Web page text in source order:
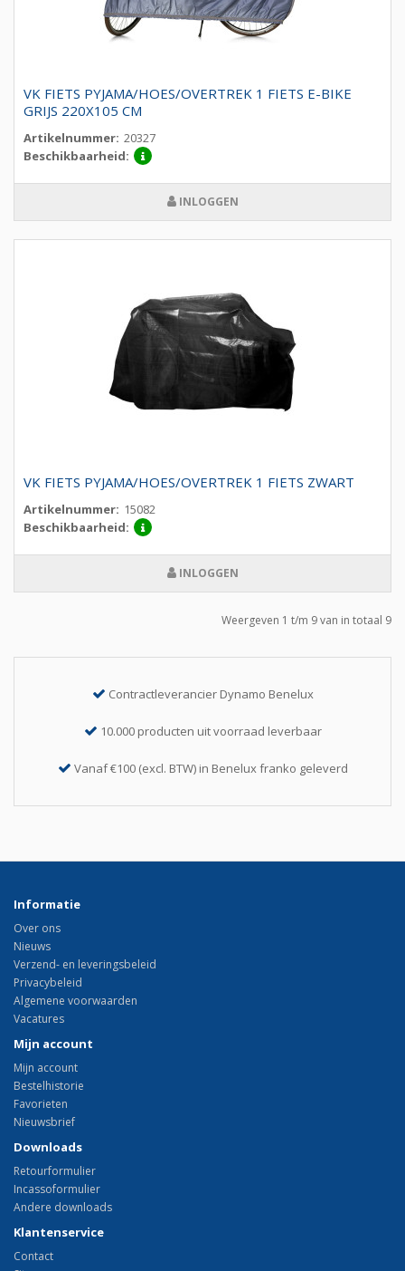
VK FIETS PYJAMA/HOES/OVERTREK 1 FIETS E-BIKE
GRIJS 220X105 CM
Artikelnummer: 20327
Beschikbaarheid:
INLOGGEN
VK FIETS PYJAMA/HOES/OVERTREK 1 FIETS ZWART
Artikelnummer: 15082
Beschikbaarheid:
INLOGGEN
Weergeven 1 t/m 9 van in totaal 9
Contractleverancier Dynamo Benelux
10.000 producten uit voorraad leverbaar
Vanaf €100 (excl. BTW) in Benelux franko geleverd
Informatie
Over ons
Nieuws
Verzend- en leveringsbeleid
Privacybeleid
Algemene voorwaarden
Vacatures
Mijn account
Mijn account
Bestelhistorie
Favorieten
Nieuwsbrief
Downloads
Retourformulier
Incassoformulier
Andere downloads
Klantenservice
Contact